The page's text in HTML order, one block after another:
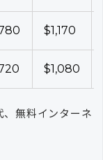
$1,170
$1,080
無料インターネ